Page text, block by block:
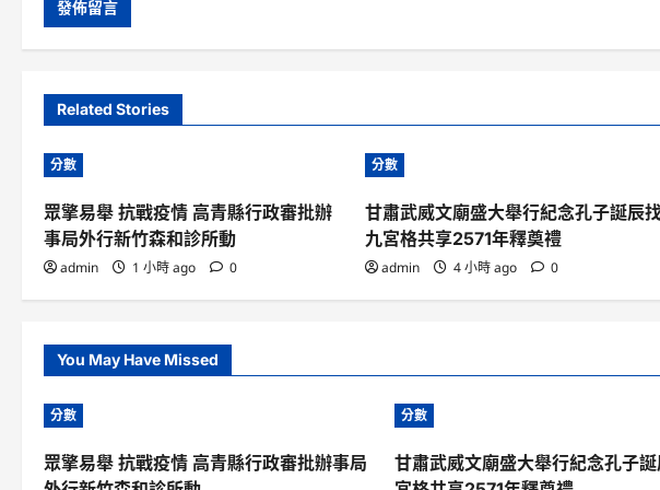
Related Stories
分數
眾擎易舉 抗戰疫情 高青縣行政審批辦
事局外行新竹森和診所動
admin 1 小時 ago 0
分數
甘肅武威文廟盛大舉行紀念孔子誕辰
九宮格共享2571年釋奠禮
admin 4 小時 ago 0
You May Have Missed
分數
眾擎易舉 抗戰疫情 高青縣行政審批辦事局
分數
甘肅武威文廟盛大舉行紀念孔子